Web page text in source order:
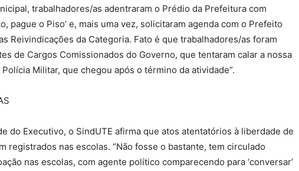
trabalhadores/as adentraram o Prédio da Prefeitura com
pague o Piso’ e, mais uma vez, solicitaram agenda com o Prefeito
Reivindicações da Categoria. Fato é que trabalhadores/as foram
de Cargos Comissionados do Governo, que tentaram calar a nossa
Militar, que chegou após o término da atividade”.
do Executivo, o SindUTE afirma que atos atentatórios à liberdade de
registrados nas escolas. “Não fosse o bastante, tem circulado
nas escolas, com agente político comparecendo para ‘conversar’